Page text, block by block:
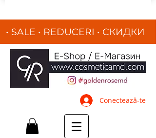
• SALE • REDUCERI • СКИДКИ
•
Conectează-te